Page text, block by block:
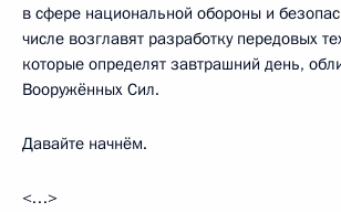
в сфере национальной обороны и
числе возглавят разработку передовых
которые определят завтрашний день,
Вооружённых Сил.
Давайте начнём.
<…>